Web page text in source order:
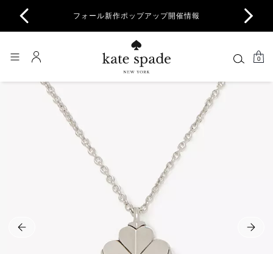
フォール新作ポップアップ開催情報
0